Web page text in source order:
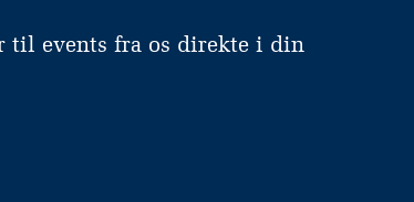
til events fra os direkte i din